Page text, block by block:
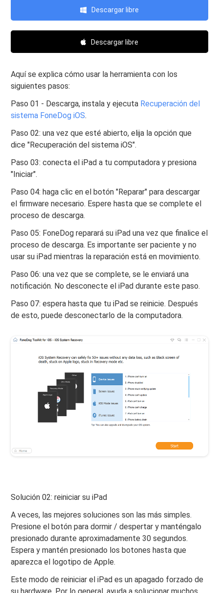
Descargar libre
Descargar libre
Aquí se explica cómo usar la herramienta con los
siguientes pasos:
Paso 01 - Descarga, instala y ejecuta Recuperación del
sistema FoneDog iOS.
Paso 02: una vez que esté abierto, elija la opción que
dice "Recuperación del sistema iOS".
Paso 03: conecta el iPad a tu computadora y presiona
"Iniciar".
Paso 04: haga clic en el botón "Reparar" para descargar
el firmware necesario. Espere hasta que se complete el
proceso de descarga.
Paso 05: FoneDog reparará su iPad una vez que finalice el
proceso de descarga. Es importante ser paciente y no
usar su iPad mientras la reparación está en movimiento.
Paso 06: una vez que se complete, se le enviará una
notificación. No desconecte el iPad durante este paso.
Paso 07: espera hasta que tu iPad se reinicie. Después
de esto, puede desconectarlo de la computadora.
Solución 02: reiniciar su iPad
A veces, las mejores soluciones son las más simples.
Presione el botón para dormir / despertar y manténgalo
presionado durante aproximadamente 30 segundos.
Espera y mantén presionado los botones hasta que
aparezca el logotipo de Apple.
Este modo de reiniciar el iPad es un apagado forzado de